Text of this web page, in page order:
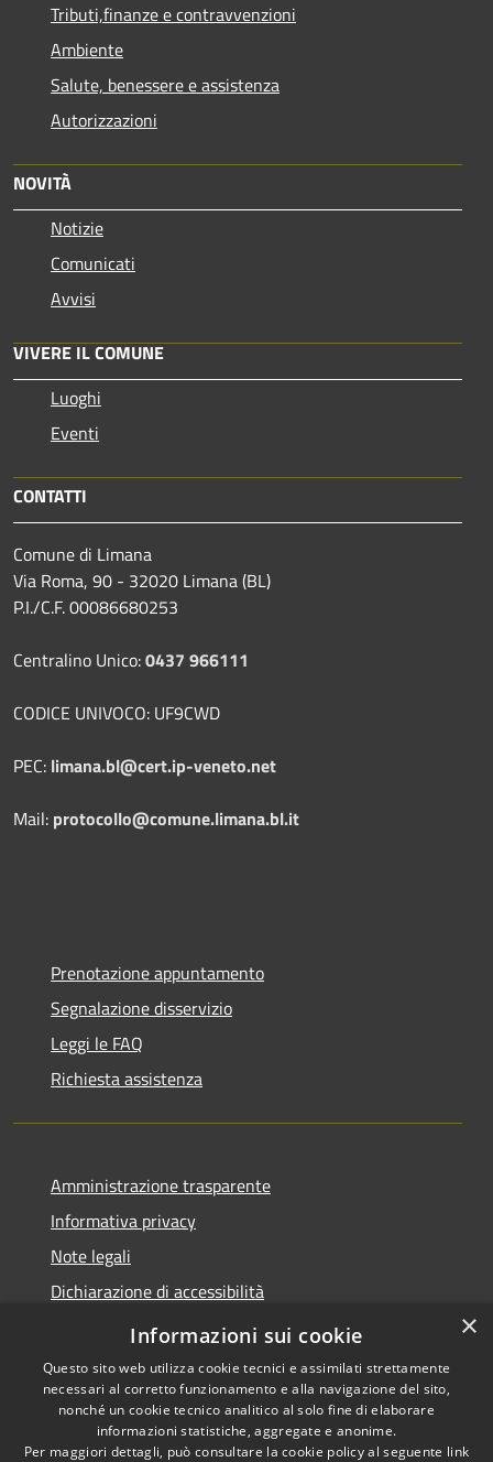
Tributi,finanze e contravvenzioni
Ambiente
Salute, benessere e assistenza
Autorizzazioni
NOVITÀ
Notizie
Comunicati
Avvisi
VIVERE IL COMUNE
Luoghi
Eventi
CONTATTI
Comune di Limana
Via Roma, 90 - 32020 Limana (BL)
P.I./C.F. 00086680253
Centralino Unico:0437 966111
CODICE UNIVOCO: UF9CWD
PEC: limana.bl@cert.ip-veneto.net
Mail: protocollo@comune.limana.bl.it
Prenotazione appuntamento
Segnalazione disservizio
Leggi le FAQ
Richiesta assistenza
Amministrazione trasparente
Informativa privacy
Note legali
Dichiarazione di accessibilità
Moduli Privacy Amministrazione trasparente
Copyright © 2026 • Comune di
×
Informazioni sui cookie
Questo sito web utilizza cookie tecnici e assimilati strettamente
necessari al corretto funzionamento e alla navigazione del sito,
nonché un cookie tecnico analitico al solo fine di elaborare
informazioni statistiche, aggregate e anonime.
Per maggiori dettagli, può consultare la cookie policy al seguente link